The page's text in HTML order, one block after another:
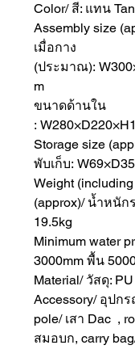
Color/ สี: แทน
Assembly size
เมื่อกาง
(ประมาณ):
m
ขนาดด้านใน
:
Storage size
พับเก็บ:
Weight
(approx)/ น้ำหนั
19.5kg
Minimum water
3000mm พื้น
Material/ วัสดุ: PU
Accessory/ อุปก
pole/ เสา Dac ,
สมอบก, carry